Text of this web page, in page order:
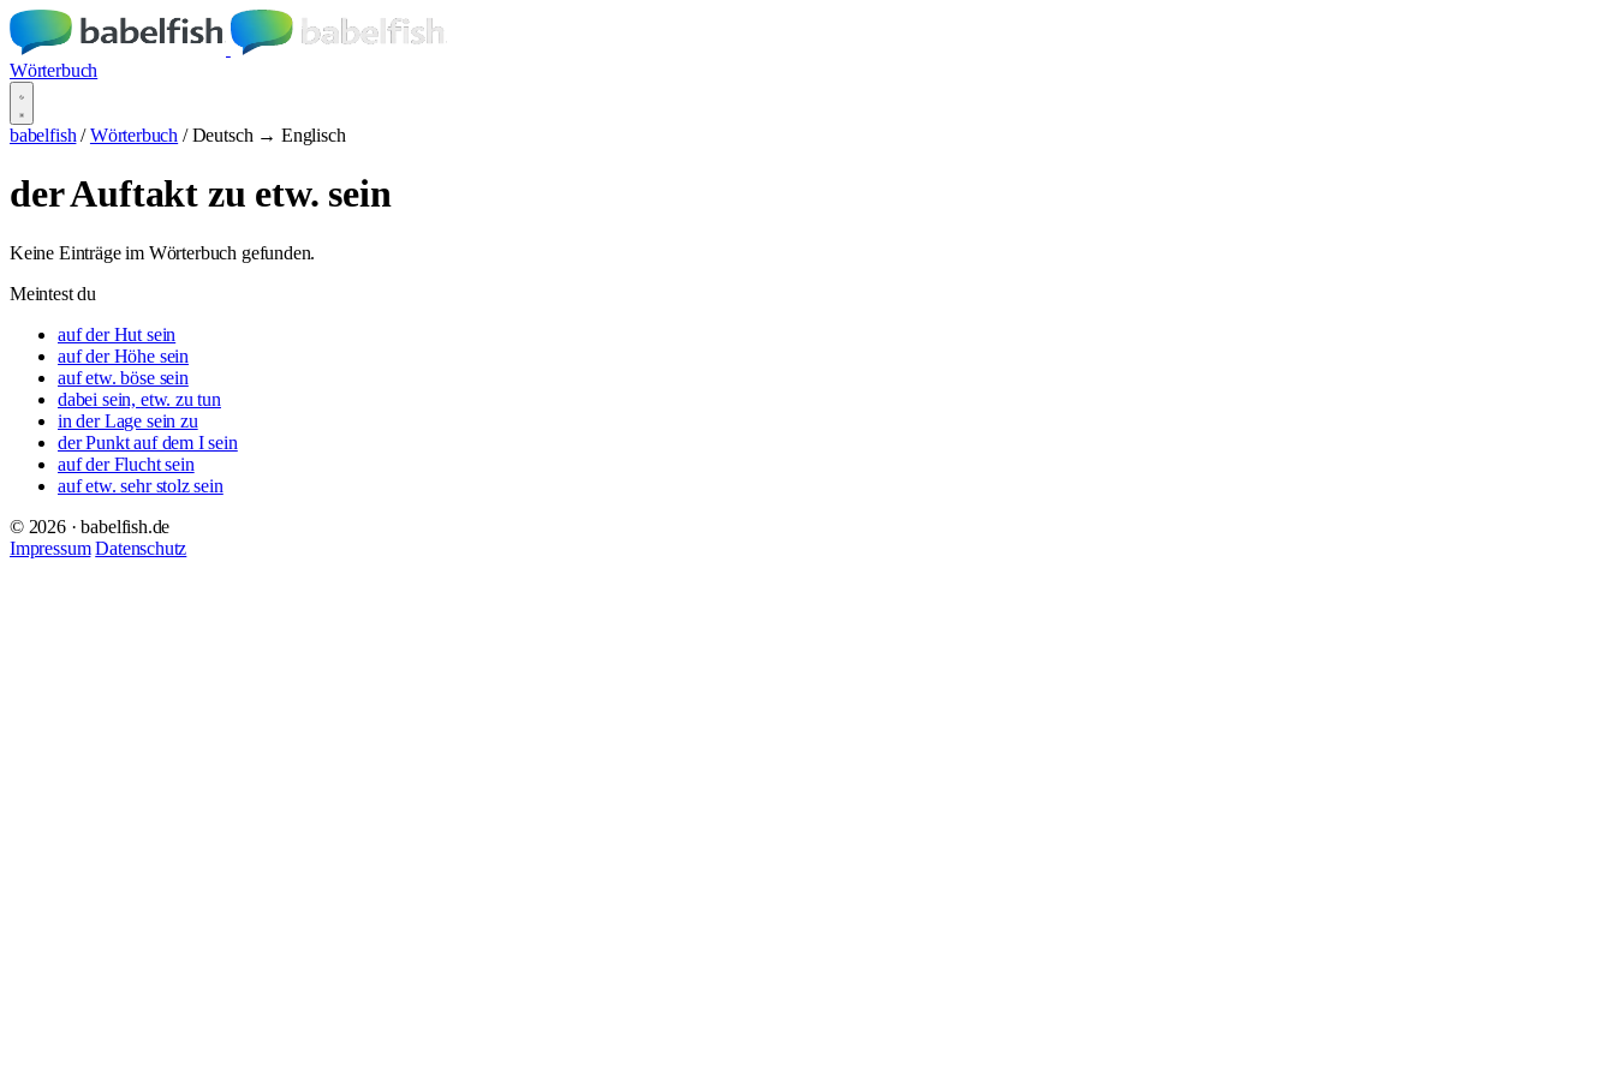
Wörterbuch
babelfish / Wörterbuch / Deutsch → Englisch
der Auftakt zu etw. sein
Keine Einträge im Wörterbuch gefunden.
Meintest du
auf der Hut sein
auf der Höhe sein
auf etw. böse sein
dabei sein, etw. zu tun
in der Lage sein zu
der Punkt auf dem I sein
auf der Flucht sein
auf etw. sehr stolz sein
© 2026 · babelfish.de
Impressum Datenschutz